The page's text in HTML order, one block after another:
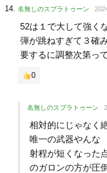
名無しのスプラトゥーン
52は１で大して強く
弾が跳ねすぎて３確
要するに調整次第っ
0
名無しのスプラトゥーン
相対的にじゃなく
唯一の武器やんな
射程が短くなった
のガロンの方が圧